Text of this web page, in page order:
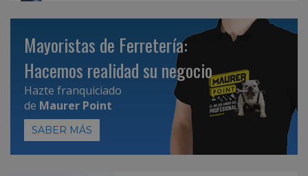
Mayoristas de Ferretería:
Hacemos realidad su negocio
Hazte franquiciado
de Maurer Point
SABER MÁS